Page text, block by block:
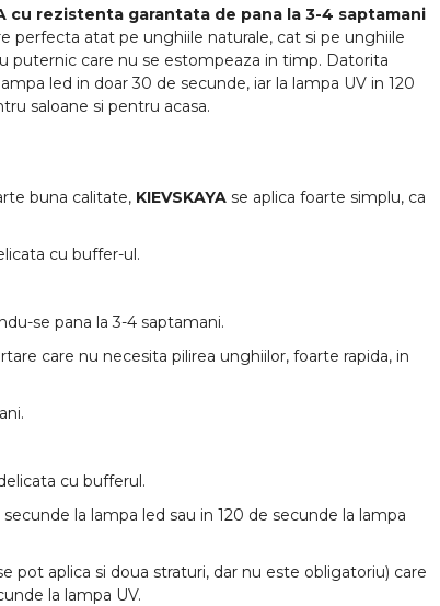
cu rezistenta garantata de pana la 3-4 saptamani
perfecta atat pe unghiile naturale, cat si pe unghiile
puternic care nu se estompeaza in timp. Datorita
led in doar 30 de secunde, iar la lampa UV in 120
saloane si pentru acasa.
buna calitate, KIEVSKAYA se aplica foarte simplu, ca
cu buffer-ul.
se pana la 3-4 saptamani.
care nu necesita pilirea unghiilor, foarte rapida, in
cu bufferul.
la lampa led sau in 120 de secunde la lampa
pot aplica si doua straturi, dar nu este obligatoriu) care
la lampa UV.